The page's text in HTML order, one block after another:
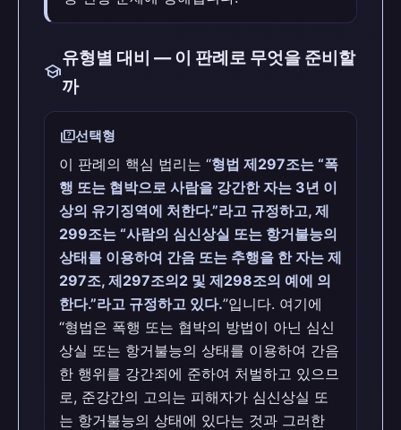
school
유형별 대비 — 이 판례로 무엇을 준비할
까
quiz선택형
이 판례의 핵심 법리는 “형법 제297조는 “폭
행 또는 협박으로 사람을 강간한 자는 3년 이
상의 유기징역에 처한다.”라고 규정하고, 제
299조는 “사람의 심신상실 또는 항거불능의
상태를 이용하여 간음 또는 추행을 한 자는 제
297조, 제297조의2 및 제298조의 예에 의
한다.”라고 규정하고 있다.”입니다. 여기에
“형법은 폭행 또는 협박의 방법이 아닌 심신
상실 또는 항거불능의 상태를 이용하여 간음
한 행위를 강간죄에 준하여 처벌하고 있으므
로, 준강간의 고의는 피해자가 심신상실 또
는 항거불능의 상태에 있다는 것과 그러한